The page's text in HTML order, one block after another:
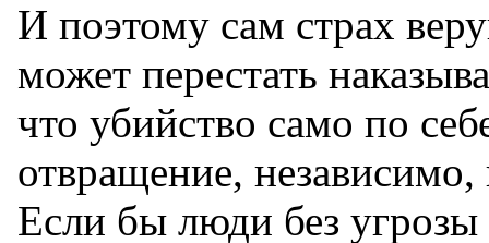
И поэтому сам страх
может перестать
что убийство само по
отвращение, независимо,
Если бы люди без угрозы